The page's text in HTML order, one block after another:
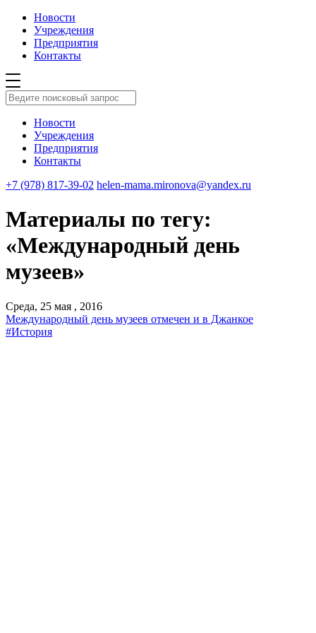
Новости
Учреждения
Предприятия
Контакты
Новости
Учреждения
Предприятия
Контакты
+7 (978) 817-39-02 helen-mama.mironova@yandex.ru
Материалы по тегу:
«Международный день
музеев»
Среда, 25 мая , 2016
Международный день музеев отмечен и в Джанкое
#История